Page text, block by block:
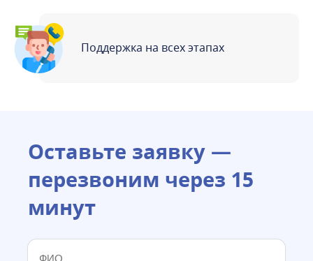
Поддержка на всех этапах
Оставьте заявку —
перезвоним через 15
минут